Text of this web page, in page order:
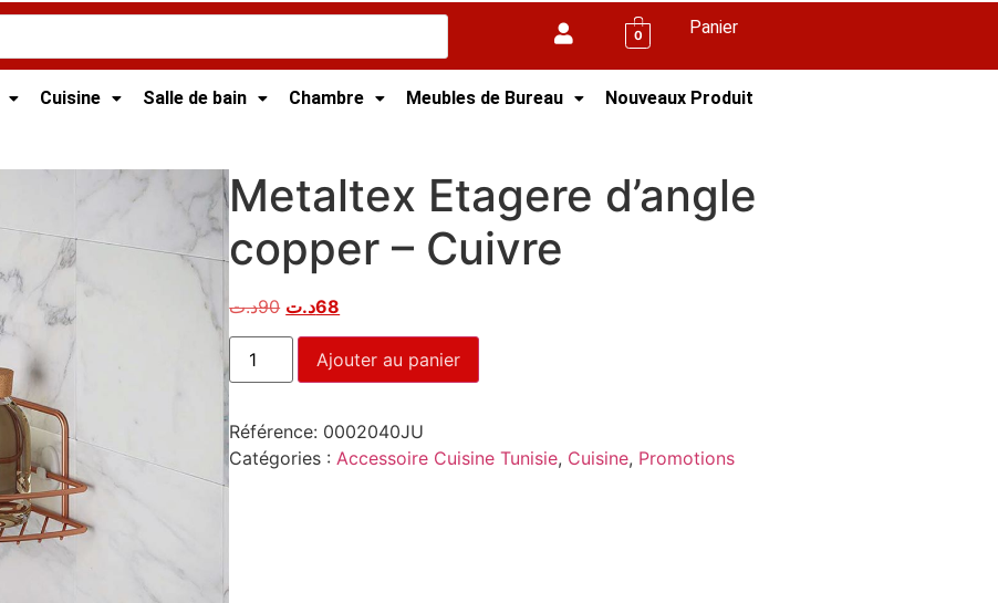
0 Panier
Cuisine Salle de bain Chambre Meubles de Bureau Nouveaux Produit
Metaltex Etagere d’angle
copper – Cuivre
90د.ت 68د.ت
Ajouter au panier
Référence: 0002040JU
Catégories : Accessoire Cuisine Tunisie, Cuisine, Promotions